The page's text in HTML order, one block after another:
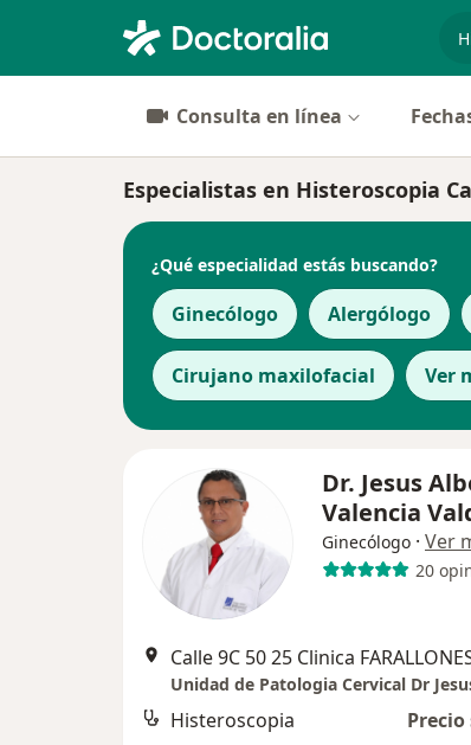
Consulta en línea
Especialistas en Histeroscopia
¿Qué especialidad estás buscando?
Ginecólogo Alergólogo
Cirujano maxilofacial Ver
Dr. Jesus
Valencia
Ginecólogo · Ver
20
Calle 9C 50 25 Clinica
Histeroscopia